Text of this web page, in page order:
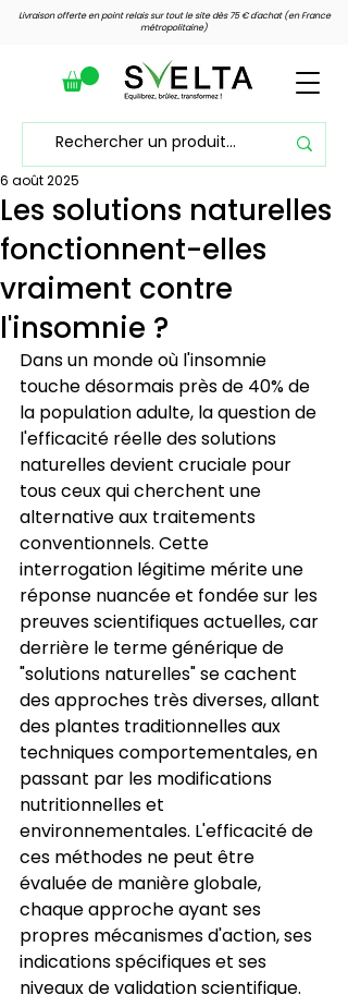
Voir les points
Livraison offerte en point relais sur tout le site dès 75 € d'achat (en France
métropolitaine)
Les solutions naturelles
fonctionnent-elles
vraiment contre
l'insomnie ?
6 août 2025
Dans un monde où l'insomnie
touche désormais près de 40% de
la population adulte, la question de
l'efficacité réelle des solutions
naturelles devient cruciale pour
tous ceux qui cherchent une
alternative aux traitements
conventionnels. Cette
interrogation légitime mérite une
réponse nuancée et fondée sur les
preuves scientifiques actuelles, car
derrière le terme générique de
"solutions naturelles" se cachent
des approches très diverses, allant
des plantes traditionnelles aux
techniques comportementales, en
passant par les modifications
nutritionnelles et
environnementales. L'efficacité de
ces méthodes ne peut être
évaluée de manière globale,
chaque approche ayant ses
propres mécanismes d'action, ses
indications spécifiques et ses
niveaux de validation scientifique.